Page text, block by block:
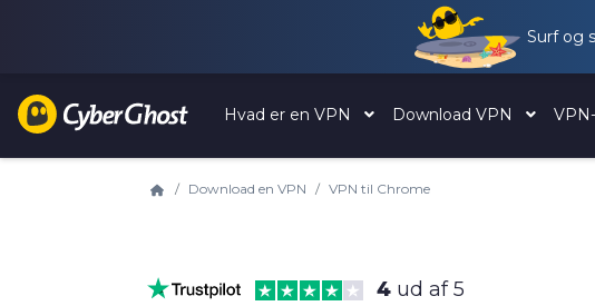
Surf og
Hvad er en VPN Download VPN
Download en VPN VPN til Chrome
4 ud af 5